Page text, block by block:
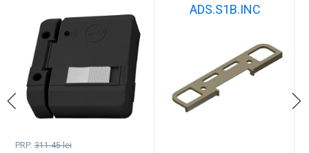
PRP: 311.45lei
ADS.S1B.INC